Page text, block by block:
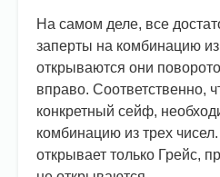
На самом деле, все
заперты на комбинацию из
открываются они
вправо. Соответственно,
конкретный сейф,
комбинацию из трех
открывает только Грейс,